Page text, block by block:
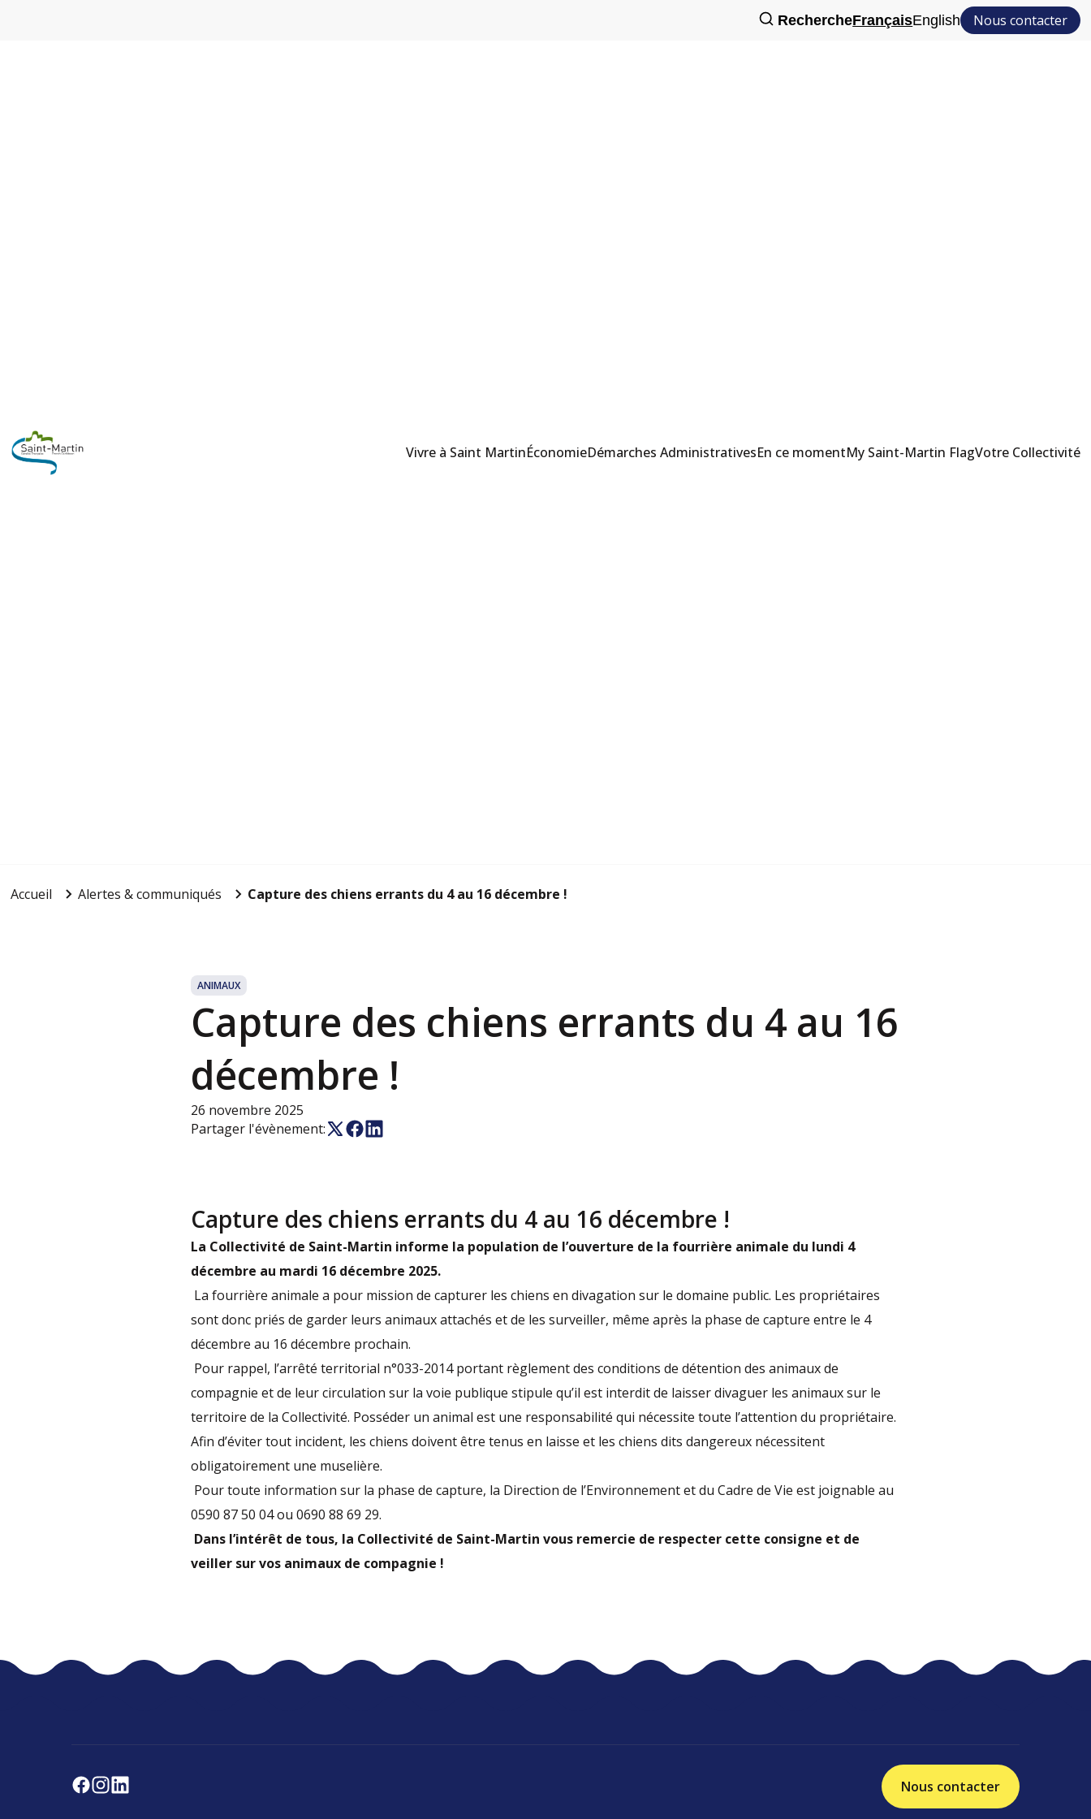
RechercheFrançaisEnglish Nous contacter
Vivre à Saint MartinÉconomieDémarches AdministrativesEn ce momentMy Saint-Martin FlagVotre Collectivité
Accueil Alertes & communiqués Capture des chiens errants du 4 au 16 décembre !
ANIMAUX
Capture des chiens errants du 4 au 16
décembre !
26 novembre 2025
Partager l'évènement:
Capture des chiens errants du 4 au 16 décembre !
La Collectivité de Saint-Martin informe la population de l’ouverture de la fourrière animale du lundi 4
décembre au mardi 16 décembre 2025.
La fourrière animale a pour mission de capturer les chiens en divagation sur le domaine public. Les propriétaires
sont donc priés de garder leurs animaux attachés et de les surveiller, même après la phase de capture entre le 4
décembre au 16 décembre prochain.
Pour rappel, l’arrêté territorial n°033-2014 portant règlement des conditions de détention des animaux de
compagnie et de leur circulation sur la voie publique stipule qu’il est interdit de laisser divaguer les animaux sur le
territoire de la Collectivité. Posséder un animal est une responsabilité qui nécessite toute l’attention du propriétaire.
Afin d’éviter tout incident, les chiens doivent être tenus en laisse et les chiens dits dangereux nécessitent
obligatoirement une muselière.
Pour toute information sur la phase de capture, la Direction de l’Environnement et du Cadre de Vie est joignable au
0590 87 50 04 ou 0690 88 69 29.
Dans l’intérêt de tous, la Collectivité de Saint-Martin vous remercie de respecter cette consigne et de
veiller sur vos animaux de compagnie !
Nous contacter